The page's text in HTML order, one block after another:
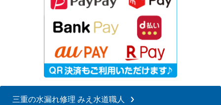
三重の水漏れ修理 みえ水道職人